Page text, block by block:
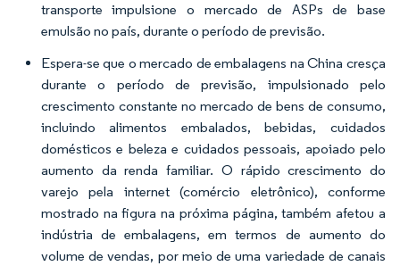
transporte impulsione o mercado de ASPs de base
emulsão no país, durante o período de previsão.
Espera-se que o mercado de embalagens na China cresça
durante o período de previsão, impulsionado pelo
crescimento constante no mercado de bens de consumo,
incluindo alimentos embalados, bebidas, cuidados
domésticos e beleza e cuidados pessoais, apoiado pelo
aumento da renda familiar. O rápido crescimento do
varejo pela internet (comércio eletrônico), conforme
mostrado na figura na próxima página, também afetou a
indústria de embalagens, em termos de aumento do
volume de vendas, por meio de uma variedade de canais